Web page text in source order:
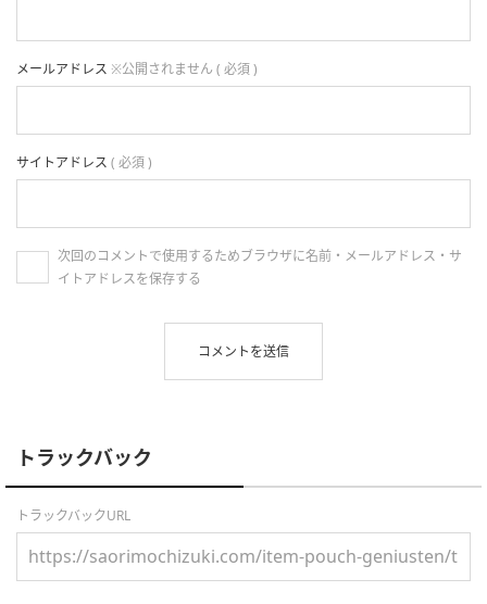
メールアドレス ※公開されません ( 必須 )
サイトアドレス ( 必須 )
次回のコメントで使用するためブラウザに名前・メールアドレス・サ
イトアドレスを保存する
トラックバック
トラックバックURL